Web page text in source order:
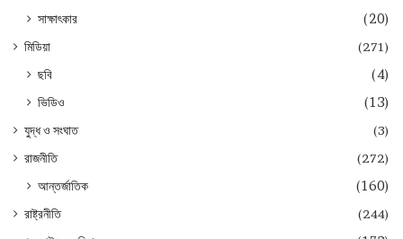
সাক্ষাৎকার
(20)
মিডিয়া (271)
ছবি
(4)
ভিডিও
(13)
যুদ্ধ ও সংঘাত
(3)
রাজনীতি
(272)
আন্তর্জাতিক (160)
রাষ্ট্রনীতি (244)